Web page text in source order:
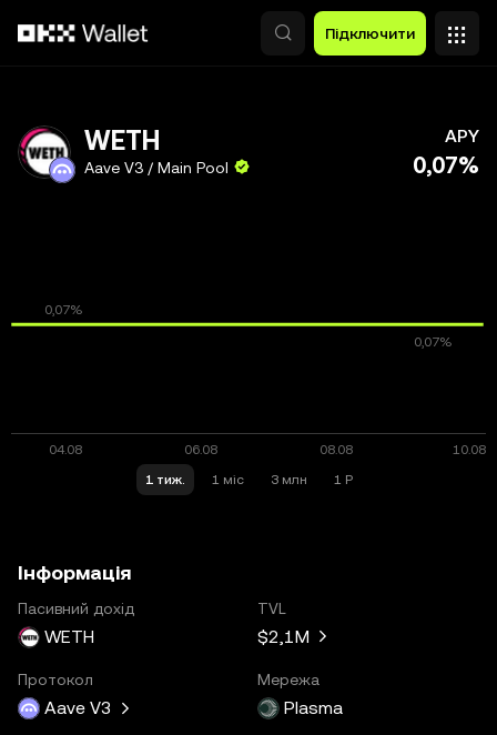
Підключити
WETH
Aave V3 / Main Pool
APY
0,07%
1 тиж. 1 міс 3 млн 1 Р
Інформація
Пасивний дохід
WETH
TVL
$2,1M
Протокол
Aave V3
Мережа
Plasma